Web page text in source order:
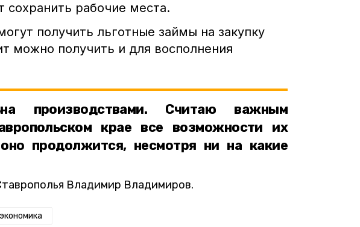
сохранить рабочие места.
получить льготные займы на закупку
можно получить и для восполнения
производствами. Считаю важным
крае все возможности их
продолжится, несмотря ни на какие
Владимир Владимиров.
экономика